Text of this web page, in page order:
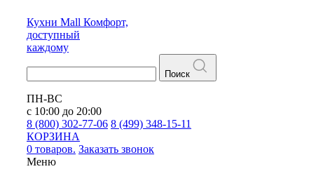
Кухни Mall Комфорт,
доступный
каждому
Поиск
ПН-ВС
с 10:00 до 20:00
8 (800) 302-77-06 8 (499) 348-15-11
КОРЗИНА
0 товаров. Заказать звонок
Меню